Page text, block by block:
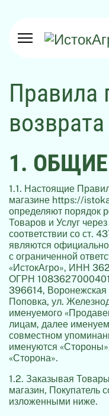
Правила
возврата
1.
1.1. Настоящие
магазине https://
определяют порядок
Товаров и Услуг
соответствии со ст.
являются
с ограниченной
«ИстокАгро», ИНН
ОГРН
396614, Воронежская
Поповка, ул.
именуемого
лицам, далее
совместном
именуются
«Сторона».
1.2. Заказывая
магазин, Покупатель
изложенными ниже.